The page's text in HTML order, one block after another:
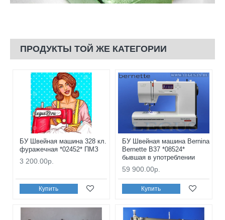
ПРОДУКТЫ ТОЙ ЖЕ КАТЕГОРИИ
БУ Швейная машина 328 кл.
фуражечная *02452* ПМЗ
3 200.00р.
Купить
БУ Швейная машина Bernina
Bernette B37 *08524*
бывшая в употреблении
59 900.00р.
Купить